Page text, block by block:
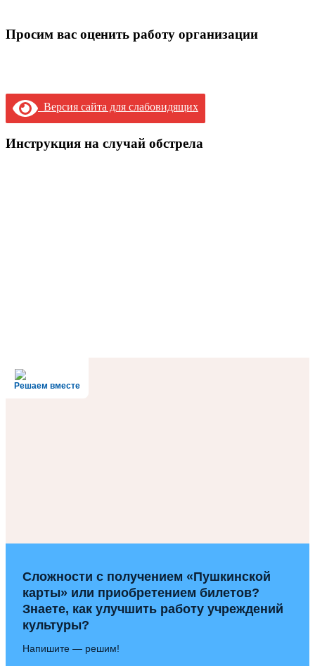
Просим вас оценить работу организации
Версия сайта для слабовидящих
Инструкция на случай обстрела
Решаем вместе
Сложности с получением «Пушкинской
карты» или приобретением билетов?
Знаете, как улучшить работу учреждений
культуры?
Напишите — решим!